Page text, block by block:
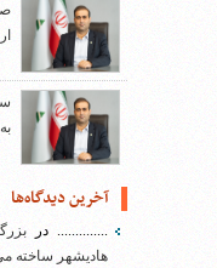
به ۱۵۲ همت رسید
آخرین دیدگاه‌ها
..............در
هادیشهر ساخته